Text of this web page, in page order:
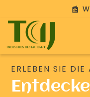
ERLEBEN SIE